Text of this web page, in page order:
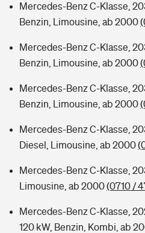
Mercedes-Benz C-Klasse,
Benzin, Limousine, ab 2000
Mercedes-Benz C-Klasse,
Benzin, Limousine, ab 2000
Mercedes-Benz C-Klasse,
Benzin, Limousine, ab 2000
Mercedes-Benz C-Klasse,
Diesel, Limousine, ab 2000
Mercedes-Benz C-Klasse,
Limousine, ab 2000(0710 /
Mercedes-Benz C-Klasse,
120 kW, Benzin, Kombi, ab